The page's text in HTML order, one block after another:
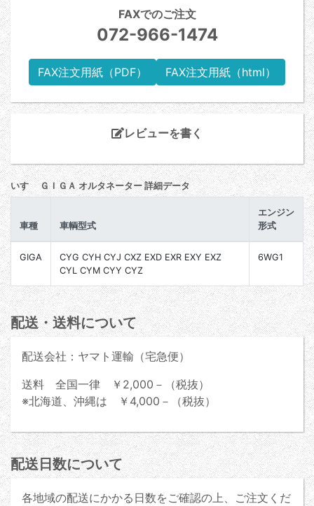
FAXでのご注文
072-966-1474
FAX注文用紙（PDF） FAX注文用紙（html）
レビューを書く
いすゞ ＧＩＧＡ オルタネーター 詳細データ
車種 車輌型式
エンジン
形式
GIGA
CYG CYH CYJ CXZ EXD EXR EXY EXZ
CYL CYM CYY CYZ
6WG1
配送・送料について
配送会社：ヤマト運輸（宅急便）
送料 全国一律 ￥2,000－（税抜）
※北海道、沖縄は ￥4,000－（税抜）
配送日数について
各地域の配送にかかる日数をご確認の上、ご注文くだ